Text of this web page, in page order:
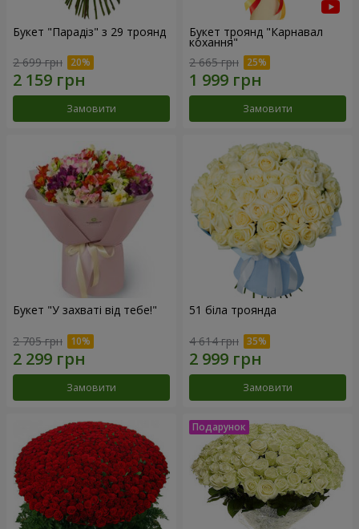
Букет "Парадіз" з 29 троянд
2 699 грн
Замовити
Букет троянд "Карнавал
кохання"
2 665 грн
Замовити
Букет "У захваті від тебе!"
2 705 грн
Замовити
51 біла троянда
4 614 грн
Замовити